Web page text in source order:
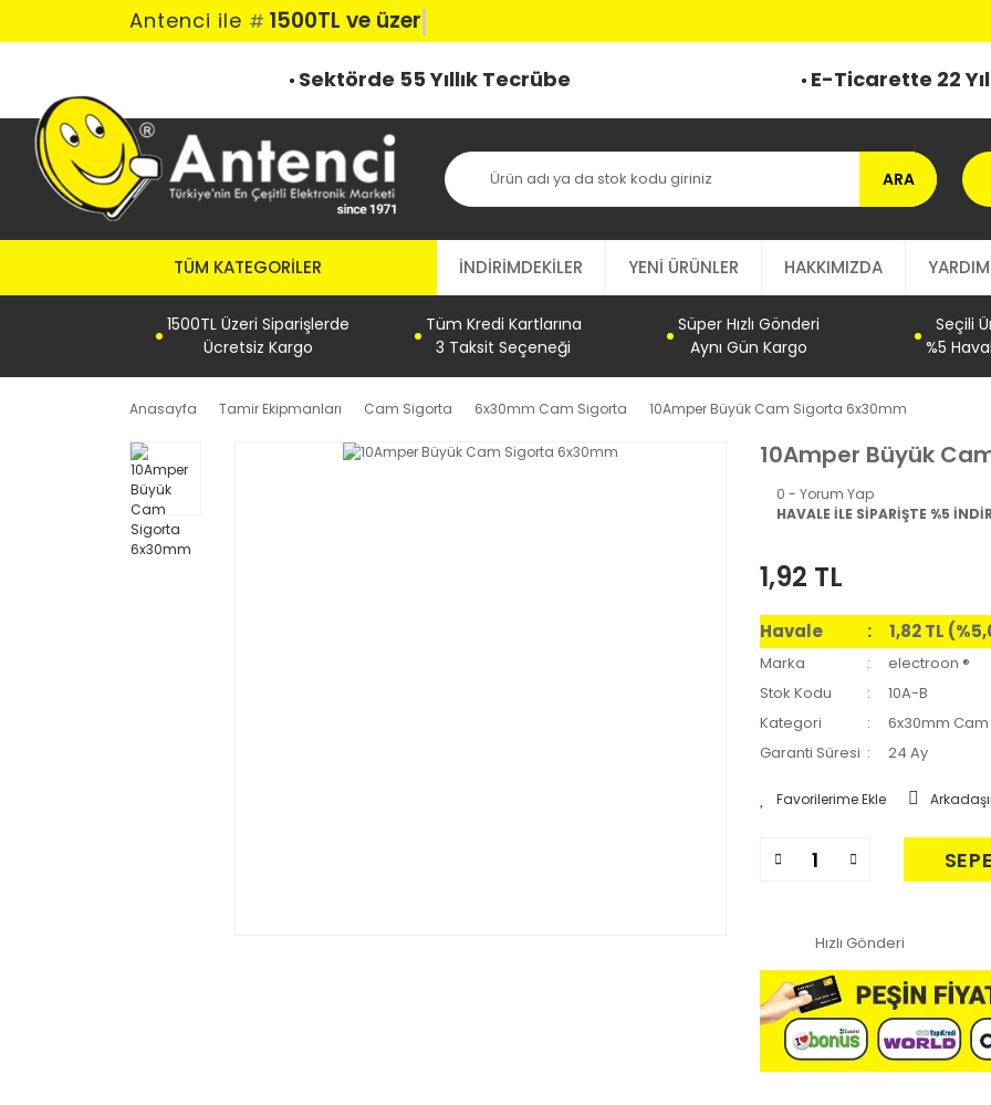
Antenci ile # 1500TL ve üzeri k
Sektörde 55 Yıllık Tecrübe E-Ticarette 22
ARA
TÜM KATEGORILER İNDİRİMDEKİLER YENİ ÜRÜNLER HAKKIMIZDA YARDIM
1500TL Üzeri Siparişlerde
Ücretsiz Kargo
Tüm Kredi Kartlarına
3 Taksit Seçeneği
Süper Hızlı Gönderi
Aynı Gün Kargo
Seçili
%5
Anasayfa Tamir Ekipmanları Cam Sigorta 6x30mm Cam Sigorta 10Amper Büyük Cam Sigorta 6x30mm
10Amper Büyük
0 - Yorum Yap
HAVALE İLE SİPARİŞTE %5
1,92 TL
Havale 1,82 TL
Marka
electroon ®
Stok Kodu
10A-B
Kategori
6x30mm
Garanti Süresi
24 Ay
Hızlı Gönderi